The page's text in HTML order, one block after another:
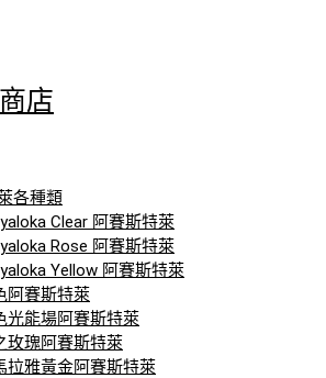
店
各種類
Clear 阿賽斯特萊
Rose 阿賽斯特萊
Yellow 阿賽斯特萊
阿賽斯特萊
光能場阿賽斯特萊
玫瑰阿賽斯特萊
拉雅黃金阿賽斯特萊